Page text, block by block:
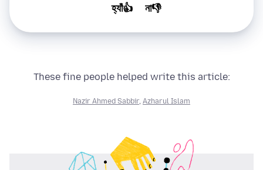
হ্যাঁ👍 না👎
These fine people helped write this article:
Nazir Ahmed Sabbir, Azharul Islam